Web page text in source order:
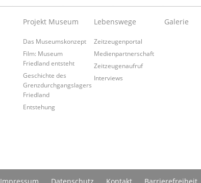
Projekt Museum
Das Museumskonzept
Film: Museum
Friedland entsteht
Geschichte des
Grenzdurchgangslagers
Friedland
Entstehung
Lebenswege
Zeitzeugenportal
Medienpartnerschaft
Zeitzeugenaufruf
Interviews
Galerie